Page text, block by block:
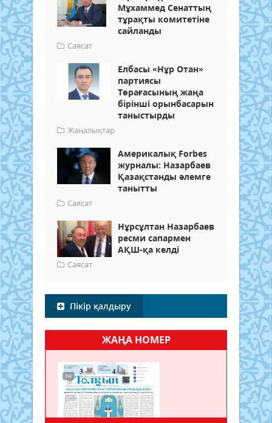
Мұхаммед Сенаттың
тұрақты комитетіне
сайланды
Саясат
Елбасы «Нұр Отан»
партиясы
Төрағасының жаңа
бірінші орынбасарын
таныстырды
Жаңалықтар
Америкалық Forbes
журналы: Назарбаев
Қазақстанды әлемге
танытты
Саясат
Нұрсұлтан Назарбаев
ресми сапармен
АҚШ-қа келді
Саясат
Пікір қалдыру
ЖАҢА НОМЕР